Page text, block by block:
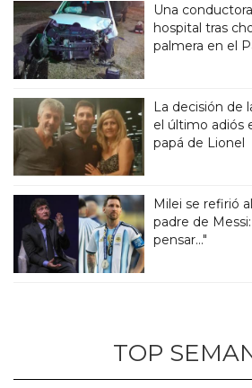
Una
hospital tras
palmera en el
La decisión de
el último adiós
papá de Lionel
Milei se refirió
padre de
pensar..."
TOP